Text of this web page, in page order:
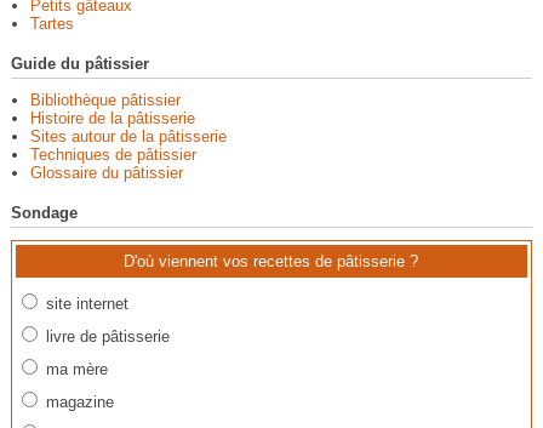
Petits gâteaux
Tartes
Guide du pâtissier
Bibliothèque pâtissier
Histoire de la pâtisserie
Sites autour de la pâtisserie
Techniques de pâtissier
Glossaire du pâtissier
Sondage
D'où viennent vos recettes de pâtisserie ?
site internet
livre de pâtisserie
ma mère
magazine